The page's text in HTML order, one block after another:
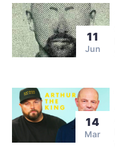
11
Jun
14
Mar